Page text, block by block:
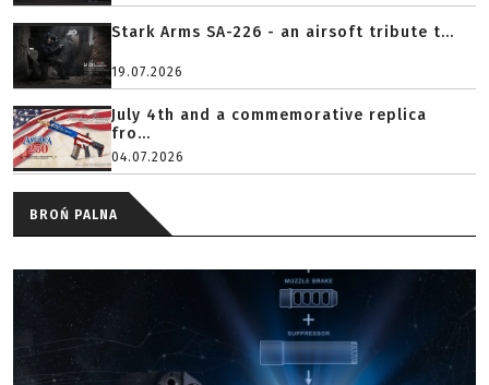
Stark Arms SA-226 - an airsoft tribute t...
19.07.2026
July 4th and a commemorative replica
fro...
04.07.2026
BROŃ PALNA